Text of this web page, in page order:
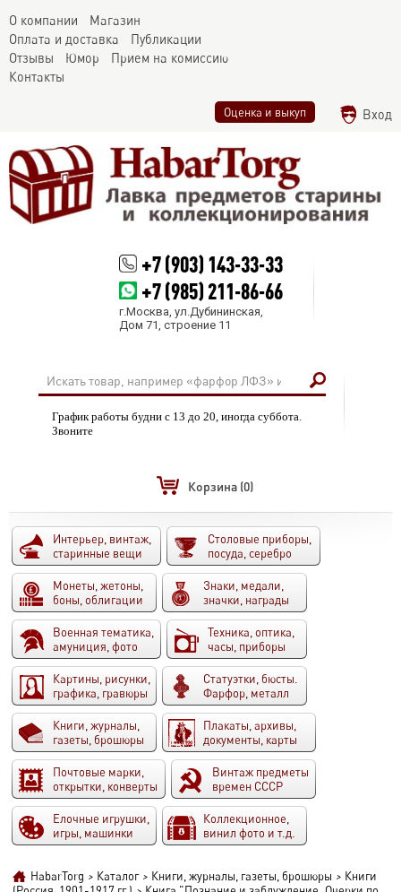
О компании
Магазин
Оплата и доставка
Публикации
Отзывы
Юмор
Прием на комиссию
Контакты
Оценка и выкуп Вход
+7 (903) 143-33-33
+7 (985) 211-86-66
г.Москва, ул.Дубининская,
Дом 71, строение 11
График работы будни с 13 до 20, иногда суббота.
Звоните
Корзина (0)
Интерьер, винтаж,
старинные вещи
Столовые приборы,
посуда, серебро
Монеты, жетоны,
боны, облигации
Знаки, медали,
значки, награды
Военная тематика,
амуниция, фото
Техника, оптика,
часы, приборы
Картины, рисунки,
графика, гравюры
Статуэтки, бюсты.
Фарфор, металл
Книги, журналы,
газеты, брошюры
Плакаты, архивы,
документы, карты
Почтовые марки,
открытки, конверты
Винтаж предметы
времен СССР
Елочные игрушки,
игры, машинки
Коллекционное,
винил фото и т.д.
HabarTorg > Каталог > Книги, журналы, газеты, брошюры > Книги